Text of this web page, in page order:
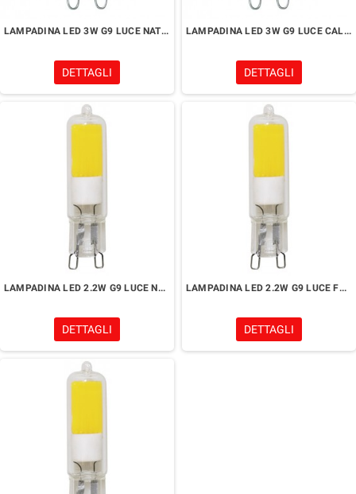
LAMPADINA LED 3W G9 LUCE NATURALE 4000K
DETTAGLI
LAMPADINA LED 3W G9 LUCE CALDA 3000K
DETTAGLI
LAMPADINA LED 2.2W G9 LUCE NATURALE
DETTAGLI
LAMPADINA LED 2.2W G9 LUCE FREDDA
DETTAGLI